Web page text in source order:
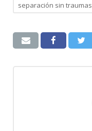
separación sin traumas